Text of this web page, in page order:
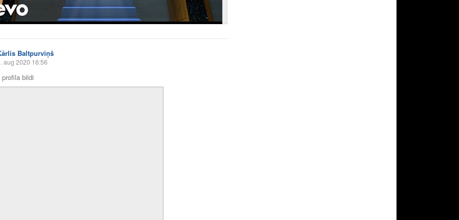
Baltpurviņš
aug 2020 16:56
bildi